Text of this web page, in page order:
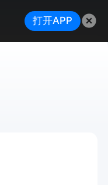
打开APP